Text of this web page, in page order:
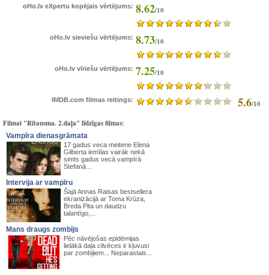
oHo.lv eXpertu kopējais vērtējums: 8.62/10
oHo.lv sieviešu vērtējums: 8.73/10
oHo.lv vīriešu vērtējums: 7.25/10
IMDB.com filmas reitings: 5.6/10
Filmai "Rītausma. 2.daļa" līdzīgas filmas:
Vampīra dienasgrāmata
17 gadus veca meitene Elena
Gilberta iemīlas vairāk nekā
simts gadus vecā vampīrā
Stefanā...
Intervija ar vampīru
Šajā Annas Raisas bestsellera
ekranizācijā ar Toma Krūza,
Breda Pita un daudzu
talantīgo,...
Mans draugs zombijs
Pēc nāvējošas epidēmijas
lielākā daļa cilvēces ir kļuvusi
par zombijiem... Neparastais...